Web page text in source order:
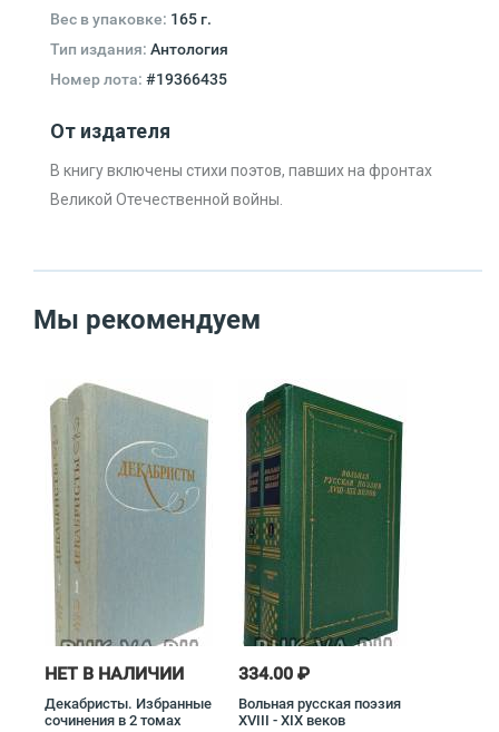
Вес в упаковке: 165 г.
Тип издания: Антология
Номер лота: #19366435
От издателя
В книгу включены стихи поэтов, павших на фронтах
Великой Отечественной войны.
Мы рекомендуем
НЕТ В НАЛИЧИИ
Декабристы. Избранные
сочинения в 2 томах
334.00 ₽
Вольная русская поэзия
XVIII - XIX веков